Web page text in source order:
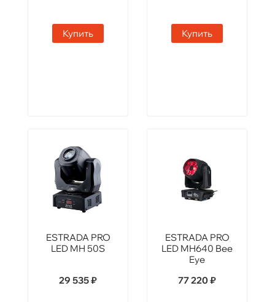
Купить Купить
ESTRADA PRO
LED MH 50S
29 535 ₽
ESTRADA PRO
LED MH640 Bee
Eye
77 220 ₽